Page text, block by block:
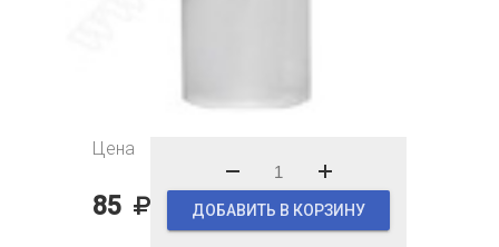
Цена
85 ДОБАВИТЬ В КОРЗИНУ